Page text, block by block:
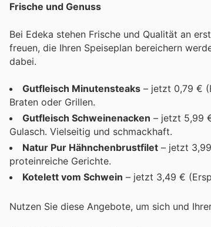
Frische und Genuss
Bei Edeka stehen Frische und Qualität an
freuen, die Ihren Speiseplan bereichern
dabei.
Gutfleisch Minutensteaks – jetzt 0,79 €
Braten oder Grillen.
Gutfleisch Schweinenacken – jetzt 5,99
Gulasch. Vielseitig und schmackhaft.
Natur Pur Hähnchenbrustfilet – jetzt
proteinreiche Gerichte.
Kotelett vom Schwein – jetzt 3,49 €
Nutzen Sie diese Angebote, um sich und